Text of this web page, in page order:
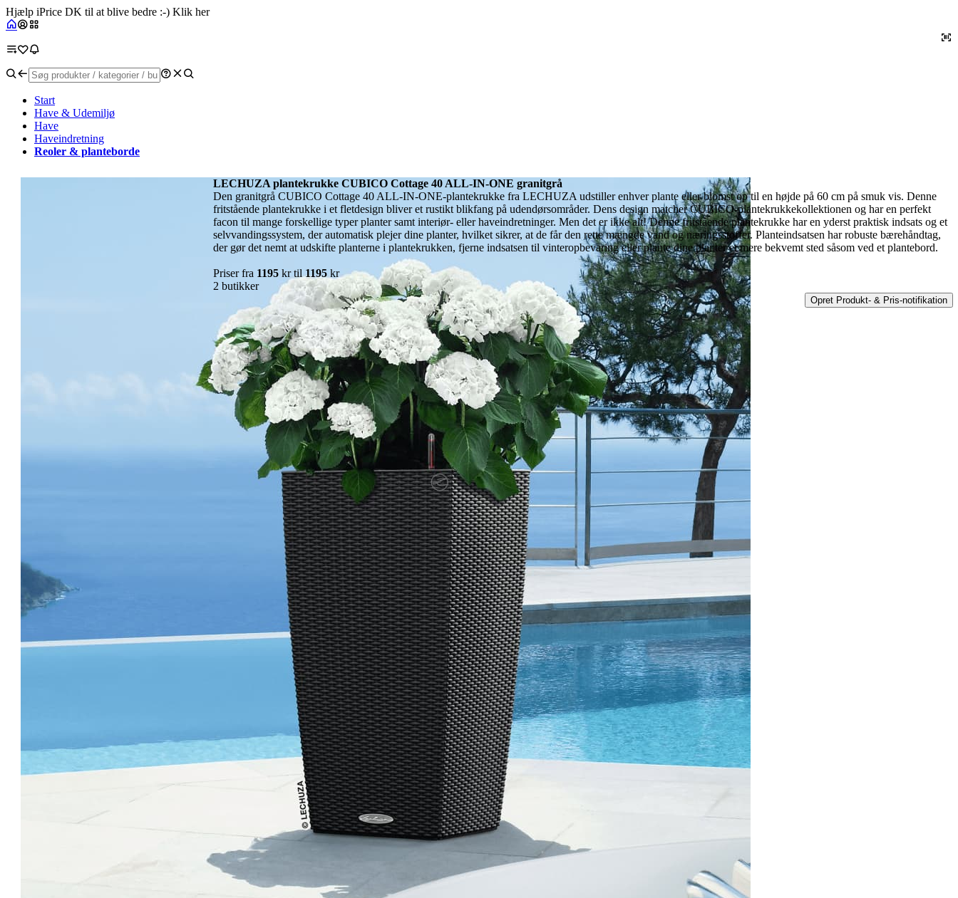
Hjælp iPrice DK til at blive bedre :-) Klik her
Start
Have & Udemiljø
Have
Haveindretning
Reoler & planteborde
LECHUZA plantekrukke CUBICO Cottage 40 ALL-IN-ONE granitgrå
Den granitgrå CUBICO Cottage 40 ALL-IN-ONE-plantekrukke fra LECHUZA udstiller enhver plante eller blomst op til en højde på 60 cm på smuk vis. Denne
fritstående plantekrukke i et fletdesign bliver et rustikt blikfang på udendørsområder. Dens design matcher CUBICO-plantekrukkekollektionen og har en perfekt
facon til mange forskellige typer planter samt interiør- eller haveindretninger. Men det er ikke alt! Denne fritstående plantekrukke har en yderst praktisk indsats og et
selvvandingssystem, der automatisk plejer dine planter, hvilket sikrer, at de får den rette mængde vand og næringsstoffer. Planteindsatsen har robuste bærehåndtag,
der gør det nemt at udskifte planterne i plantekrukken, fjerne indsatsen til vinteropbevaring eller plante dine planter et mere bekvemt sted såsom ved et plantebord.
Priser fra 1195 kr til 1195 kr
2 butikker
Opret Produkt- & Pris-notifikation